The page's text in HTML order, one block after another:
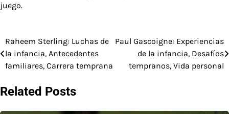
juego.
Post
navigation
Raheem Sterling: Luchas de
la infancia, Antecedentes
familiares, Carrera temprana
Paul Gascoigne: Experiencias
de la infancia, Desafíos
tempranos, Vida personal
Related Posts